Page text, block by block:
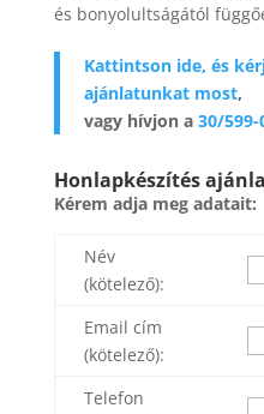
és bonyolultságától
Kattintson ide, és
ajánlatunkat most,
vagy hívjon a 30/599-
Honlapkészítés
Kérem adja meg adatait:
Név
(kötelező):
Email cím
(kötelező):
Telefon